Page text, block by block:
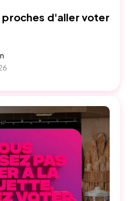
proches d'aller voter